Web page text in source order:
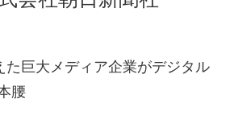
た巨大メディア企業がデジタル
腰